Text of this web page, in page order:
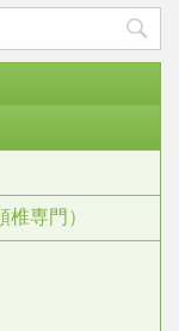
専門）